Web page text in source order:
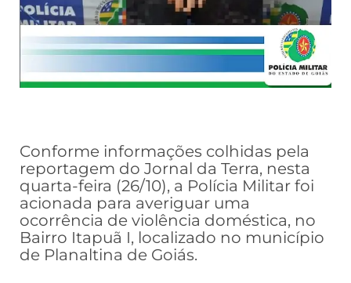
Conforme informações colhidas pela
reportagem do Jornal da Terra, nesta
quarta-feira (26/10), a Polícia Militar foi
acionada para averiguar uma
ocorrência de violência doméstica, no
Bairro Itapuã I, localizado no município
de Planaltina de Goiás.